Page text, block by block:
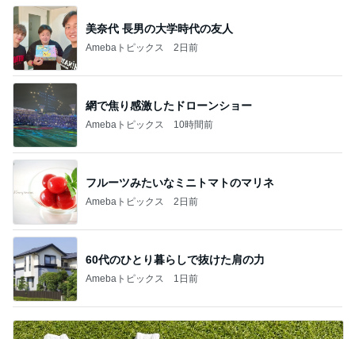
美奈代 長男の大学時代の友人
Amebaトピックス 2日前
網で焦り感激したドローンショー
Amebaトピックス 10時間前
フルーツみたいなミニトマトのマリネ
Amebaトピックス 2日前
60代のひとり暮らしで抜けた肩の力
Amebaトピックス 1日前